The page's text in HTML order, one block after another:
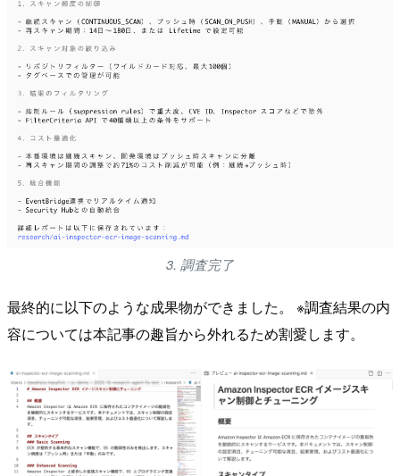
3. 調査完了
最終的に以下のような成果物ができました。 ※調査結果の内
容については本記事の趣旨から外れるため割愛します。